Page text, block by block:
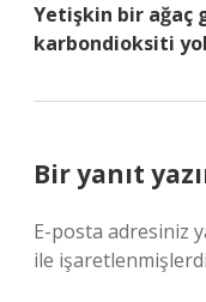
Yetişkin bir ağaç
karbondioksiti
Bir yanıt
E-posta adresiniz
ile